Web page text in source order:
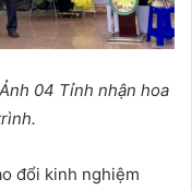
04 Tỉnh nhận hoa
đổi kinh nghiệm